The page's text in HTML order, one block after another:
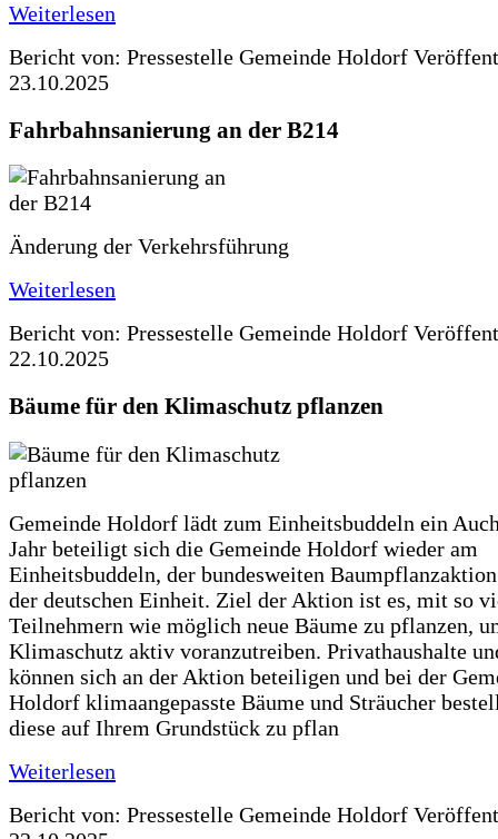
Weiterlesen
Bericht von: Pressestelle Gemeinde Holdorf
23.10.2025
Fahrbahnsanierung an der B214
Änderung der Verkehrsführung
Weiterlesen
Bericht von: Pressestelle Gemeinde Holdorf
22.10.2025
Bäume für den Klimaschutz pflanzen
Gemeinde Holdorf lädt zum Einheitsbuddeln ein
Jahr beteiligt sich die Gemeinde Holdorf wieder am
Einheitsbuddeln, der bundesweiten
der deutschen Einheit. Ziel der Aktion ist es, mit so
Teilnehmern wie möglich neue Bäume zu pflanzen,
Klimaschutz aktiv voranzutreiben. Privathaushalte
können sich an der Aktion beteiligen und bei der
Holdorf klimaangepasste Bäume und Sträucher
diese auf Ihrem Grundstück zu pflan
Weiterlesen
Bericht von: Pressestelle Gemeinde Holdorf